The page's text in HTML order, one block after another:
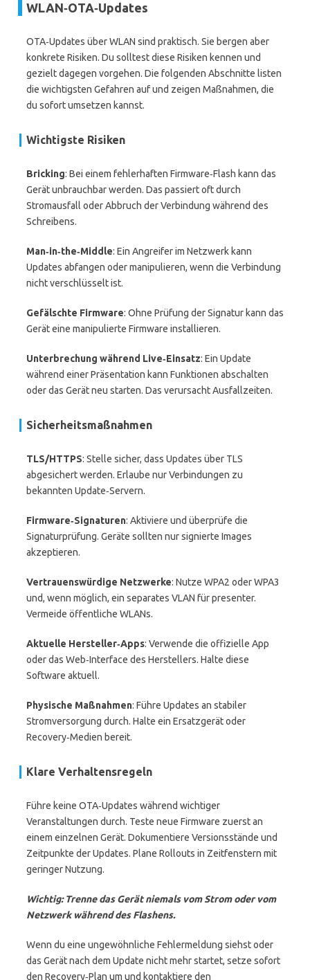
WLAN‑OTA‑Updates
OTA‑Updates über WLAN sind praktisch. Sie bergen aber
konkrete Risiken. Du solltest diese Risiken kennen und
gezielt dagegen vorgehen. Die folgenden Abschnitte listen
die wichtigsten Gefahren auf und zeigen Maßnahmen, die
du sofort umsetzen kannst.
Wichtigste Risiken
Bricking: Bei einem fehlerhaften Firmware‑Flash kann das
Gerät unbrauchbar werden. Das passiert oft durch
Stromausfall oder Abbruch der Verbindung während des
Schreibens.
Man‑in‑the‑Middle: Ein Angreifer im Netzwerk kann
Updates abfangen oder manipulieren, wenn die Verbindung
nicht verschlüsselt ist.
Gefälschte Firmware: Ohne Prüfung der Signatur kann das
Gerät eine manipulierte Firmware installieren.
Unterbrechung während Live‑Einsatz: Ein Update
während einer Präsentation kann Funktionen abschalten
oder das Gerät neu starten. Das verursacht Ausfallzeiten.
Sicherheitsmaßnahmen
TLS/HTTPS: Stelle sicher, dass Updates über TLS
abgesichert werden. Erlaube nur Verbindungen zu
bekannten Update‑Servern.
Firmware‑Signaturen: Aktiviere und überprüfe die
Signaturprüfung. Geräte sollten nur signierte Images
akzeptieren.
Vertrauenswürdige Netzwerke: Nutze WPA2 oder WPA3
und, wenn möglich, ein separates VLAN für presenter.
Vermeide öffentliche WLANs.
Aktuelle Hersteller‑Apps: Verwende die offizielle App
oder das Web‑Interface des Herstellers. Halte diese
Software aktuell.
Physische Maßnahmen: Führe Updates an stabiler
Stromversorgung durch. Halte ein Ersatzgerät oder
Recovery‑Medien bereit.
Klare Verhaltensregeln
Führe keine OTA‑Updates während wichtiger
Veranstaltungen durch. Teste neue Firmware zuerst an
einem einzelnen Gerät. Dokumentiere Versionsstände und
Zeitpunkte der Updates. Plane Rollouts in Zeitfenstern mit
geringer Nutzung.
Wichtig: Trenne das Gerät niemals vom Strom oder vom
Netzwerk während des Flashens.
Wenn du eine ungewöhnliche Fehlermeldung siehst oder
das Gerät nach dem Update nicht mehr startet, setze sofort
den Recovery‑Plan um und kontaktiere den